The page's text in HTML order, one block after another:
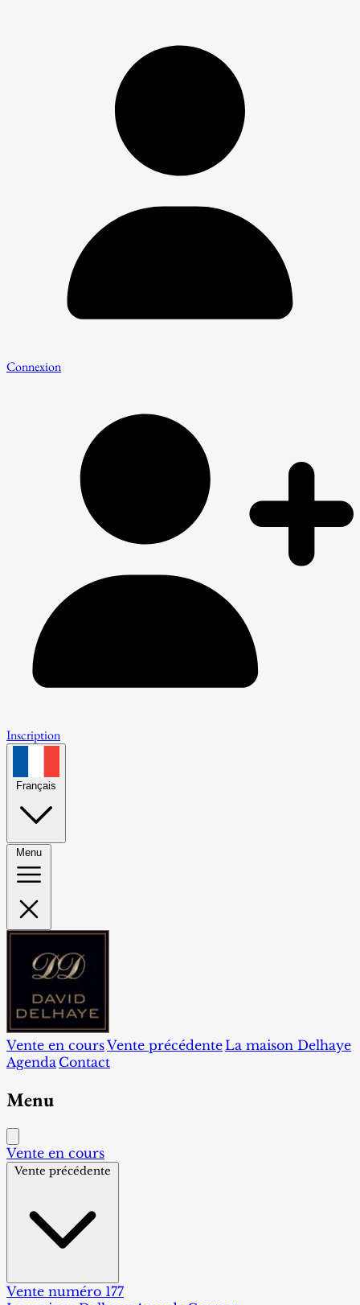
Connexion
Inscription
Français
Menu
Vente en coursVente précédente La maison Delhaye
Agenda Contact
Menu
Vente en cours
Vente précédente
Vente numéro 177